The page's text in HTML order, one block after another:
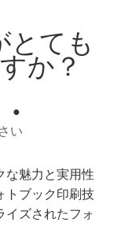
とても
か？
●
い
な魅力と実用性
トブック印刷技
イズされたフォ